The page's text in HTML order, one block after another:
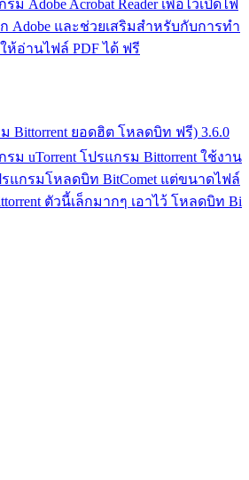
Adobe Acrobat Reader เพื่อไว้เปิดไฟ
Adobe และช่วยเสริมสำหรับกับการทำ
ห้อ่านไฟล์ PDF ได้ ฟรี
Bittorrent ยอดฮิต โหลดบิท ฟรี) 3.6.0
ม uTorrent โปรแกรม Bittorrent ใช้งาน
แกรมโหลดบิท BitComet แต่ขนาดไฟล์
ตัวนี้เล็กมากๆ เอาไว้ โหลดบิท Bi